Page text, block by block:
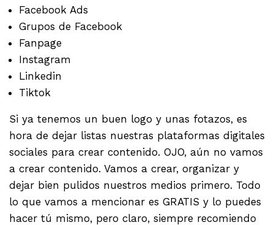
Facebook Ads
Grupos de Facebook
Fanpage
Instagram
Linkedin
Tiktok
Si ya tenemos un buen logo y unas fotazos, es
hora de dejar listas nuestras plataformas digitales
sociales para crear contenido. OJO, aún no vamos
a crear contenido. Vamos a crear, organizar y
dejar bien pulidos nuestros medios primero. Todo
lo que vamos a mencionar es GRATIS y lo puedes
hacer tú mismo, pero claro, siempre recomiendo